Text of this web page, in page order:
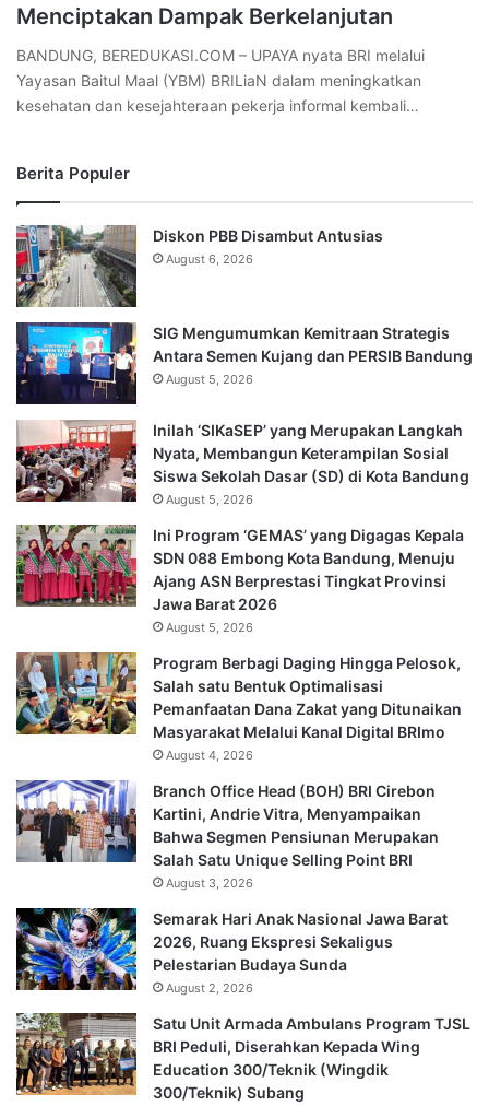
Menciptakan Dampak Berkelanjutan
BANDUNG, BEREDUKASI.COM – UPAYA nyata BRI melalui
Yayasan Baitul Maal (YBM) BRILiaN dalam meningkatkan
kesehatan dan kesejahteraan pekerja informal kembali…
Berita Populer
Diskon PBB Disambut Antusias
August 6, 2026
SIG Mengumumkan Kemitraan Strategis
Antara Semen Kujang dan PERSIB Bandung
August 5, 2026
Inilah ‘SIKaSEP’ yang Merupakan Langkah
Nyata, Membangun Keterampilan Sosial
Siswa Sekolah Dasar (SD) di Kota Bandung
August 5, 2026
Ini Program ‘GEMAS’ yang Digagas Kepala
SDN 088 Embong Kota Bandung, Menuju
Ajang ASN Berprestasi Tingkat Provinsi
Jawa Barat 2026
August 5, 2026
Program Berbagi Daging Hingga Pelosok,
Salah satu Bentuk Optimalisasi
Pemanfaatan Dana Zakat yang Ditunaikan
Masyarakat Melalui Kanal Digital BRImo
August 4, 2026
Branch Office Head (BOH) BRI Cirebon
Kartini, Andrie Vitra, Menyampaikan
Bahwa Segmen Pensiunan Merupakan
Salah Satu Unique Selling Point BRI
August 3, 2026
Semarak Hari Anak Nasional Jawa Barat
2026, Ruang Ekspresi Sekaligus
Pelestarian Budaya Sunda
August 2, 2026
Satu Unit Armada Ambulans Program TJSL
BRI Peduli, Diserahkan Kepada Wing
Education 300/Teknik (Wingdik
300/Teknik) Subang